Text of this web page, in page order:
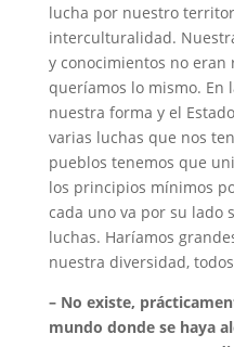
lucha por nuestro
interculturalidad.
y conocimientos no eran
queríamos lo mismo. En
nuestra forma y el
varias luchas que nos
pueblos tenemos que
los principios mínimos
cada uno va por su lado
luchas. Haríamos
nuestra diversidad,
– No existe,
mundo donde se haya